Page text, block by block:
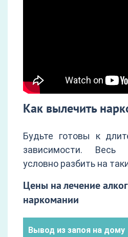
Как вылечить
Будьте готовы к
зависимости.
условно разбить на
Цены на лечение
наркомании
Вывод из запоя на дому